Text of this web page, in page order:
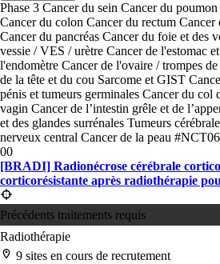
Phase 3 Cancer du sein Cancer du poumon
Cancer du colon Cancer du rectum Cancer
Cancer du pancréas Cancer du foie et des
vessie / VES / urètre Cancer de l'estomac
l'endomètre Cancer de l'ovaire / trompes
de la tête et du cou Sarcome et GIST
pénis et tumeurs germinales Cancer du col
vagin Cancer de l’intestin grêle et de
et des glandes surrénales Tumeurs
nerveux central Cancer de la peau
00
[BRADI] Radionécrose cérébrale
corticorésistante après radiothérapie
Précédents traitements requis
Radiothérapie
9 sites en cours de recrutement